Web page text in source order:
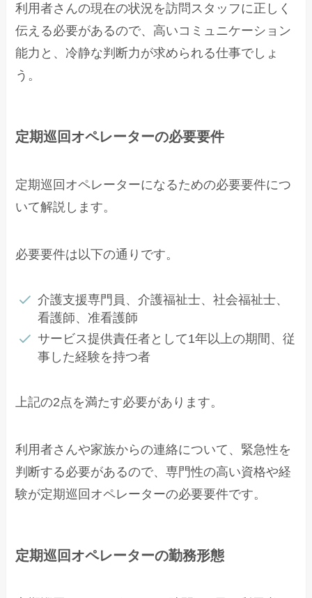
利用者さんの現在の状況を訪問スタッフに正しく
伝える必要があるので、高いコミュニケーション
能力と、冷静な判断力が求められる仕事でしょ
う。
定期巡回オペレーターの必要要件
定期巡回オペレーターになるための必要要件につ
いて解説します。
必要要件は以下の通りです。
介護支援専門員、介護福祉士、社会福祉士、
看護師、准看護師
サービス提供責任者として1年以上の期間、従
事した経験を持つ者
上記の2点を満たす必要があります。
利用者さんや家族からの連絡について、緊急性を
判断する必要があるので、専門性の高い資格や経
験が定期巡回オペレーターの必要要件です。
定期巡回オペレーターの勤務形態